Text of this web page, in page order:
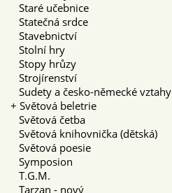
Staré učebnice
Statečná srdce
Stavebnictví
Stolní hry
Stopy hrůzy
Strojírenství
Sudety a česko-německé vztahy
+ Světová beletrie
Světová četba
Světová knihovnička (dětská)
Světová poesie
Symposion
T.G.M.
Tarzan - nový